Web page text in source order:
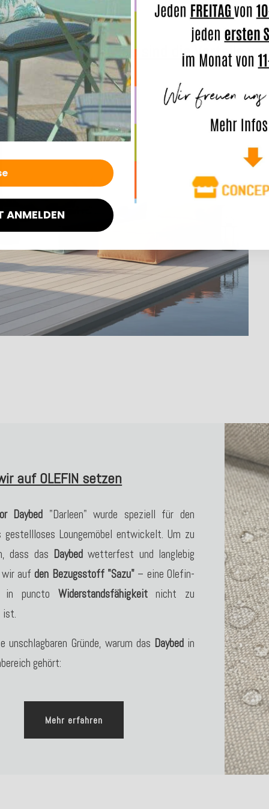
Was sind die Vorteile von
auf OLEFIN setzen
Daybed "Darleen" wurde speziell für den
Loungemöbel entwickelt. Um zu
dass das Daybed wetterfest und langlebig
wir aufden Bezugsstoff "Sazu" – eine Olefin-
in puncto Widerstandsfähigkeitnicht zu
ist.
unschlagbaren Gründe, warum das Daybed in
gehört:
Mehr erfahren
ANMELDEN